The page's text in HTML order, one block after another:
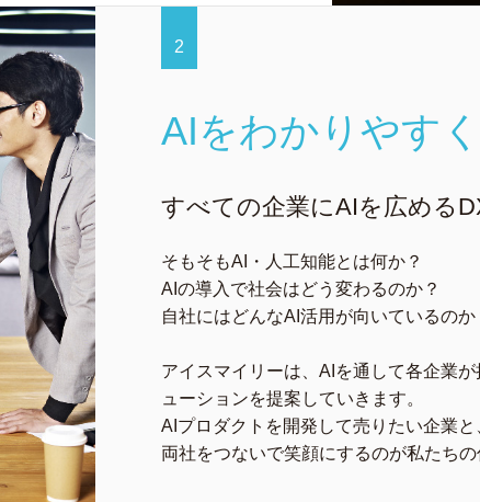
2
AIをわかりやす
すべての企業にAIを広める
そもそもAI・人工知能とは何か？
AIの導入で社会はどう変わるのか？
自社にはどんなAI活用が向いているのか
アイスマイリーは、AIを通して各企業
ューションを提案していきます。
AIプロダクトを開発して売りたい企業
両社をつないで笑顔にするのが私たちの